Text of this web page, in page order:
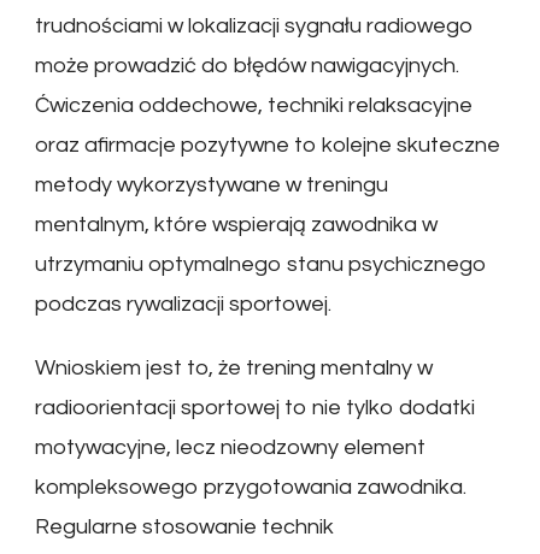
trudnościami w lokalizacji sygnału radiowego
może prowadzić do błędów nawigacyjnych.
Ćwiczenia oddechowe, techniki relaksacyjne
oraz afirmacje pozytywne to kolejne skuteczne
metody wykorzystywane w treningu
mentalnym, które wspierają zawodnika w
utrzymaniu optymalnego stanu psychicznego
podczas rywalizacji sportowej.
Wnioskiem jest to, że trening mentalny w
radioorientacji sportowej to nie tylko dodatki
motywacyjne, lecz nieodzowny element
kompleksowego przygotowania zawodnika.
Regularne stosowanie technik